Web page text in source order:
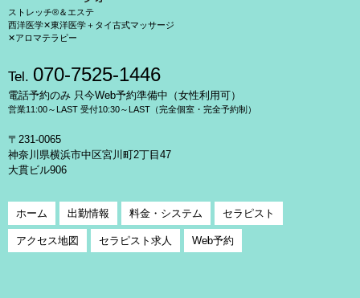
ストレッチ®＆エステ
西洋医学✕東洋医学＋タイ古式マッサージ
✕アロマテラピー
Tel. 070-7525-1446
電話予約のみ 只今Web予約準備中（女性利用可）
営業11:00～LAST 受付10:30～LAST（完全個室・完全予約制）
〒231-0065
神奈川県横浜市中区宮川町2丁目47
大貫ビル906
ホーム 出勤情報 料金・システム セラピスト
アクセス地図 セラピスト求人 Web予約